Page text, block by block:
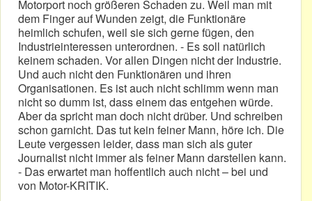
Motorport noch größeren Schaden zu. Weil man mit
dem Finger auf Wunden zeigt, die Funktionäre
heimlich schufen, weil sie sich gerne fügen, den
Industrieinteressen unterordnen. - Es soll natürlich
keinem schaden. Vor allen Dingen nicht der Industrie.
Und auch nicht den Funktionären und ihren
Organisationen. Es ist auch nicht schlimm wenn man
nicht so dumm ist, dass einem das entgehen würde.
Aber da spricht man doch nicht drüber. Und schreiben
schon garnicht. Das tut kein feiner Mann, höre ich. Die
Leute vergessen leider, dass man sich als guter
Journalist nicht immer als feiner Mann darstellen kann.
- Das erwartet man hoffentlich auch nicht – bei und
von Motor-KRITIK.